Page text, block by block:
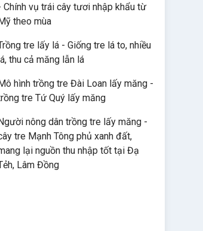
Chính vụ trái cây tươi nhập khẩu từ
theo mùa
tre lấy lá - Giống tre lá to, nhiều
thu cả măng lẫn lá
hình trồng tre Đài Loan lấy măng -
tre Tứ Quý lấy măng
nông dân trồng tre lấy măng -
tre Mạnh Tông phủ xanh đất,
lại nguồn thu nhập tốt tại Đạ
Lâm Đồng